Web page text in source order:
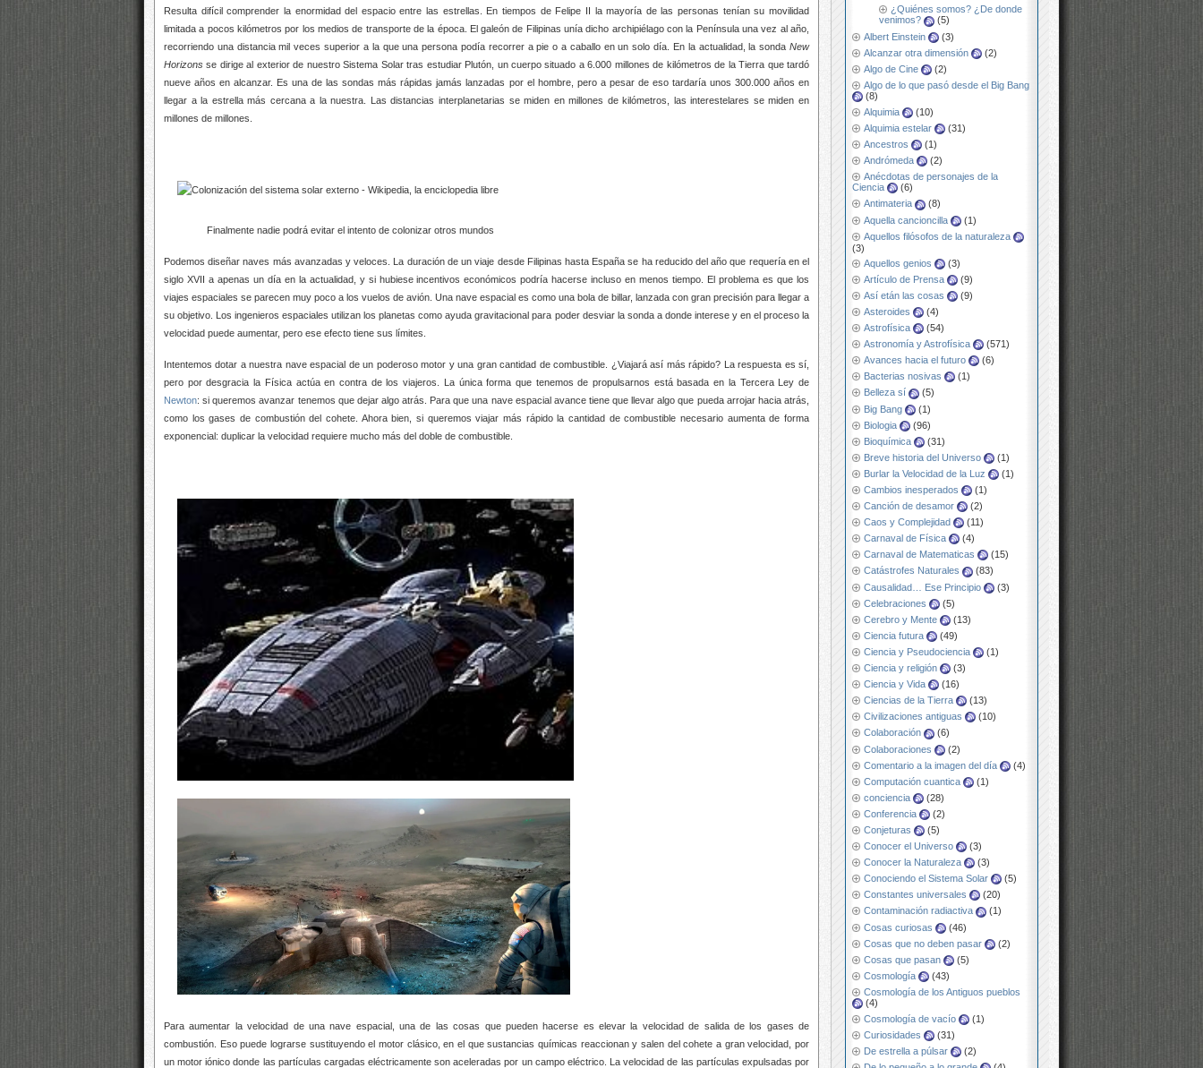
¿Quiénes somos? ¿De donde
venimos?
(5)
Albert Einstein
(3)
Alcanzar otra dimensión
(2)
Algo de Cine
(2)
Algo de lo que pasó desde el Big Bang
(8)
Alquimia
(10)
Alquimia estelar
(31)
Ancestros
(1)
Andrómeda
(2)
Anécdotas de personajes de la
Ciencia
(6)
Antimateria
(8)
Aquella cancioncilla
(1)
Aquellos filósofos de la naturaleza
(3)
Aquellos genios
(3)
Artículo de Prensa
(9)
Así etán las cosas
(9)
Asteroides
(4)
Astrofísica
(54)
Astronomía y Astrofísica
(571)
Avances hacia el futuro
(6)
Bacterias nosivas
(1)
Belleza sí
(5)
Big Bang
(1)
Biologia
(96)
Bioquímica
(31)
Breve historia del Universo
(1)
Burlar la Velocidad de la Luz
(1)
Cambios inesperados
(1)
Canción de desamor
(2)
Caos y Complejidad
(11)
Carnaval de Física
(4)
Carnaval de Matematicas
(15)
Catástrofes Naturales
(83)
Causalidad… Ese Principio
(3)
Celebraciones
(5)
Cerebro y Mente
(13)
Ciencia futura
(49)
Ciencia y Pseudociencia
(1)
Ciencia y religión
(3)
Ciencia y Vida
(16)
Ciencias de la Tierra
(13)
Civilizaciones antiguas
(10)
Colaboración
(6)
Colaboraciones
(2)
Comentario a la imagen del día
(4)
Computación cuantica
(1)
conciencia
(28)
Conferencia
(2)
Conjeturas
(5)
Conocer el Universo
(3)
Conocer la Naturaleza
(3)
Conociendo el Sistema Solar
(5)
Constantes universales
(20)
Contaminación radiactiva
(1)
Cosas curiosas
(46)
Cosas que no deben pasar
(2)
Cosas que pasan
(5)
Cosmología
(43)
Cosmología de los Antiguos pueblos
(4)
Cosmología de vacío
(1)
Curiosidades
(31)
De estrella a púlsar
(2)
Resulta difícil comprender la enormidad del espacio entre las estrellas. En tiempos de Felipe II la mayoría de las personas tenían su movilidad
limitada a pocos kilómetros por los medios de transporte de la época. El galeón de Filipinas unía dicho archipiélago con la Península una vez al año,
recorriendo una distancia mil veces superior a la que una persona podía recorrer a pie o a caballo en un solo día. En la actualidad, la sonda New
Horizons se dirige al exterior de nuestro Sistema Solar tras estudiar Plutón, un cuerpo situado a 6.000 millones de kilómetros de la Tierra que tardó
nueve años en alcanzar. Es una de las sondas más rápidas jamás lanzadas por el hombre, pero a pesar de eso tardaría unos 300.000 años en
llegar a la estrella más cercana a la nuestra. Las distancias interplanetarias se miden en millones de kilómetros, las interestelares se miden en
millones de millones.
Finalmente nadie podrá evitar el intento de colonizar otros mundos
Podemos diseñar naves más avanzadas y veloces. La duración de un viaje desde Filipinas hasta España se ha reducido del año que requería en el
siglo XVII a apenas un día en la actualidad, y si hubiese incentivos económicos podría hacerse incluso en menos tiempo. El problema es que los
viajes espaciales se parecen muy poco a los vuelos de avión. Una nave espacial es como una bola de billar, lanzada con gran precisión para llegar a
su objetivo. Los ingenieros espaciales utilizan los planetas como ayuda gravitacional para poder desviar la sonda a donde interese y en el proceso la
velocidad puede aumentar, pero ese efecto tiene sus límites.
Intentemos dotar a nuestra nave espacial de un poderoso motor y una gran cantidad de combustible. ¿Viajará así más rápido? La respuesta es sí,
pero por desgracia la Física actúa en contra de los viajeros. La única forma que tenemos de propulsarnos está basada en la Tercera Ley de
Newton: si queremos avanzar tenemos que dejar algo atrás. Para que una nave espacial avance tiene que llevar algo que pueda arrojar hacia atrás,
como los gases de combustión del cohete. Ahora bien, si queremos viajar más rápido la cantidad de combustible necesario aumenta de forma
exponencial: duplicar la velocidad requiere mucho más del doble de combustible.
Para aumentar la velocidad de una nave espacial, una de las cosas que pueden hacerse es elevar la velocidad de salida de los gases de
combustión. Eso puede lograrse sustituyendo el motor clásico, en el que sustancias químicas reaccionan y salen del cohete a gran velocidad, por
un motor iónico donde las partículas cargadas eléctricamente son aceleradas por un campo eléctrico. La velocidad de las partículas expulsadas por